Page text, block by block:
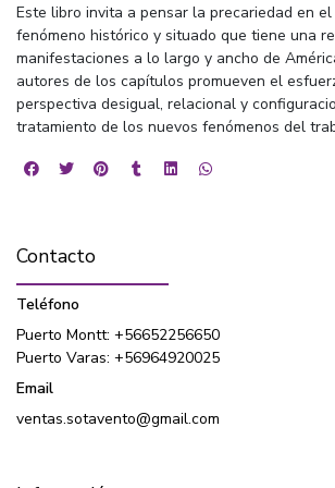
Este libro invita a pensar la precariedad en
fenómeno histórico y situado que tiene una
manifestaciones a lo largo y ancho de
autores de los capítulos promueven el
perspectiva desigual, relacional y
tratamiento de los nuevos fenómenos del
Contacto
Teléfono
Puerto Montt: +56652256650
Puerto Varas: +56964920025
Email
ventas.sotavento@gmail.com